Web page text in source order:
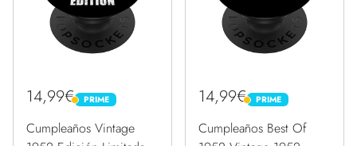
14,99€ PRIME
PRIME
Cumpleaños Vintage
14,99€ PRIME
PRIME
Cumpleaños Best Of